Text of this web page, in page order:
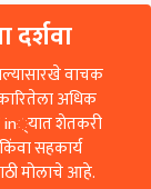
दर्शवा
वाचक
अधिक
in्यात शेतकरी
सहकार्य
मोलाचे आहे.